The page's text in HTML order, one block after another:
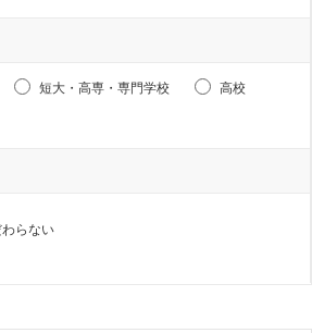
短大・高専・専門学校
高校
わらない